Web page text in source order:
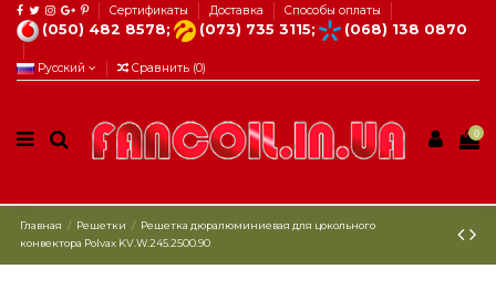
Сертификаты Доставка Способы оплаты
(050) 482 8578; (073) 735 3115; (068) 138 0870
Русский Сравнить (0)
0
Главная Решетки
Решетка дюралюминиевая для цокольного
конвектора Рolvax KV.W.245.2500.90